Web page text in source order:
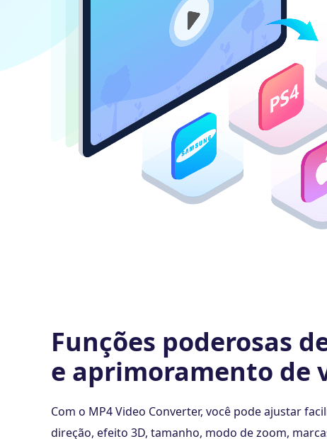
Funções poderosas
e aprimoramento de
Com o MP4 Video Converter, você pode ajustar
direção, efeito 3D, tamanho, modo de zoom,